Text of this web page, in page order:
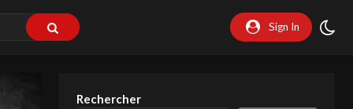
Sign In
Rechercher